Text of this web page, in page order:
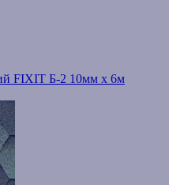
FIXIT Б-2 10мм х 6м